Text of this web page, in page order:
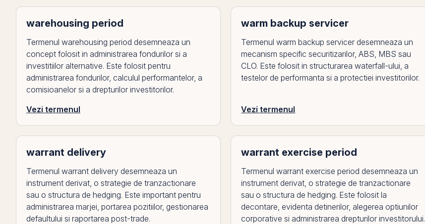
warehousing period
Termenul warehousing period desemneaza un
concept folosit in administrarea fondurilor si a
investitiilor alternative. Este folosit pentru
administrarea fondurilor, calculul performantelor, a
comisioanelor si a drepturilor investitorilor.
Vezi termenul
warm backup servicer
Termenul warm backup servicer desemneaza un
mecanism specific securitizarilor, ABS, MBS sau
CLO. Este folosit in structurarea waterfall-ului, a
testelor de performanta si a protectiei investitorilor.
Vezi termenul
warrant delivery
Termenul warrant delivery desemneaza un
instrument derivat, o strategie de tranzactionare
sau o structura de hedging. Este important pentru
administrarea marjei, portarea pozitiilor, gestionarea
defaultului si raportarea post-trade.
warrant exercise period
Termenul warrant exercise period desemneaza un
instrument derivat, o strategie de tranzactionare
sau o structura de hedging. Este folosit la
decontare, evidenta detinerilor, alegerea optiunilor
corporative si administrarea drepturilor investitorului.